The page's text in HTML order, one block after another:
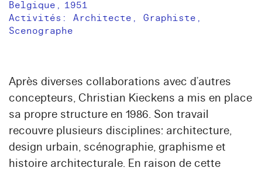
Belgique , 1951
Activités: Architecte
Graphiste
Scenographe
Après diverses collaborations avec d’autres
concepteurs, Christian Kieckens a mis en place
sa propre structure en 1986. Son travail
recouvre plusieurs disciplines: architecture,
design urbain, scénographie, graphisme et
histoire architecturale. En raison de cette